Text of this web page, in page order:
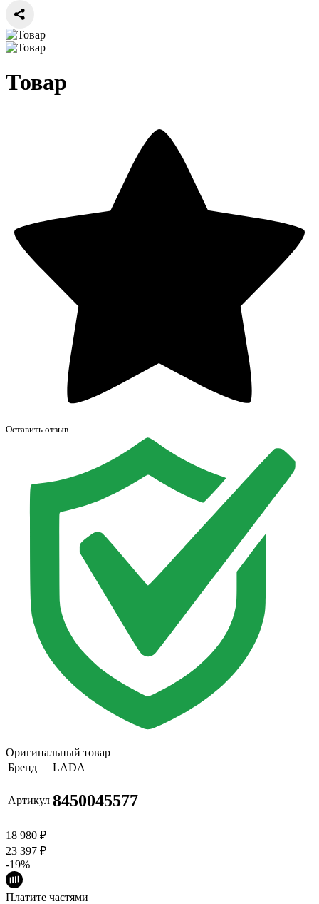
Товар
Оставить отзыв
Оригинальный товар
Бренд
LADA
Артикул 8450045577
18 980 ₽
23 397 ₽
-19%
Платите частями